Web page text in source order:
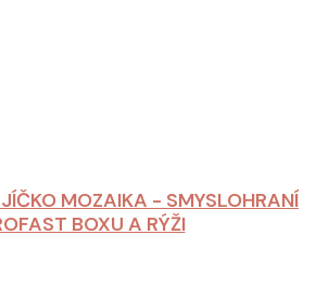
MOZAIKA - SMYSLOHRANÍ
BOXU A RÝŽI